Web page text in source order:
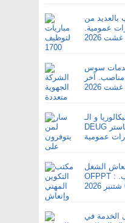
1700 منصب بالعديد من
عمومية.
سوس
ماسة : مباريات لتوظيف 174 مناصب. آخر
و الـ
DEUG و الدبلوم و الإجازة أو الماستر
الشغل
OFPPT : مباريات لتوظيف 449 مناصب.
الخدمة في